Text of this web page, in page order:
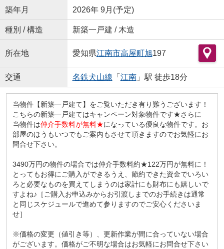
築年月 2026年 9月(予定)
種別 / 構造 新築一戸建 / 木造
所在地 愛知県江南市高屋町旭197
交通 名鉄犬山線 「 江南」駅 徒歩18分
当物件【新築一戸建て】をご覧いただき有り難うございます！
こちらの新築一戸建てはキャンペーン対象物件です★さらに
当物件は仲介手数料が無料★になっている優良な物件です。お
部屋のほうもいつでもご案内もさせて頂きますのでお気軽にお
問合せ下さい。
3490万円の物件の場合では仲介手数料約★122万円が無料に！
とってもお得にご購入ができるうえ、節約できた資金でいろい
ろと必要なものを買えてしまうのは家計にも財布にも嬉しいで
すよね♪［ご購入お申込みからお引渡しまでのお手続きは通常
と同じスケジュールで進めて参りますのでご安心くださいま
せ］
※価格の変更（値引き等）、更新作業が間に合っていない場合
がございます。価格がご不明な場合はお気軽にお問合せ下さい